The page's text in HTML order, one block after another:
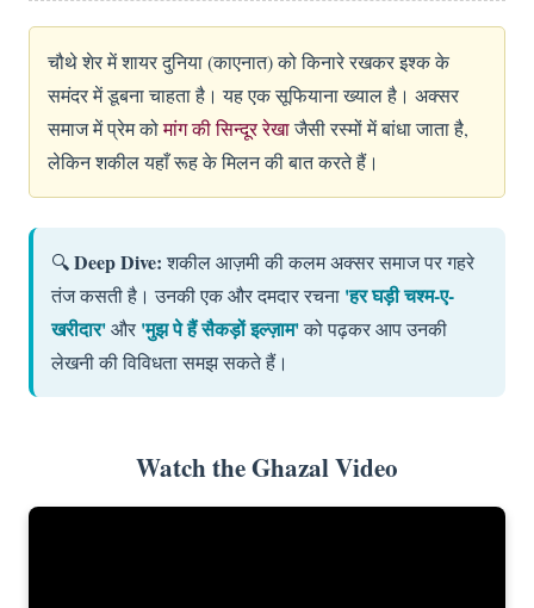
चौथे शेर में शायर दुनिया (काएनात) को किनारे रखकर इश्क के
समंदर में डूबना चाहता है। यह एक सूफियाना ख्याल है। अक्सर
समाज में प्रेम कोमांग की सिन्दूर रेखाजैसी रस्मों में बांधा जाता है,
लेकिन शकील यहाँ रूह के मिलन की बात करते हैं।
🔍Deep Dive:शकील आज़मी की कलम अक्सर समाज पर गहरे
तंज कसती है। उनकी एक और दमदार रचना 'हर घड़ी चश्म-ए-
खरीदार'और 'मुझ पे हैं सैकड़ों इल्ज़ाम'को पढ़कर आप उनकी
लेखनी की विविधता समझ सकते हैं।
Watch the Ghazal Video